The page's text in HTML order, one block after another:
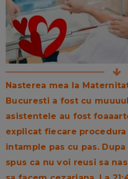
Nasterea mea la
Bucuresti a fost cu
asistentele au fost
explicat fiecare procedura
intample pas cu pas.
spus ca nu voi reusi sa